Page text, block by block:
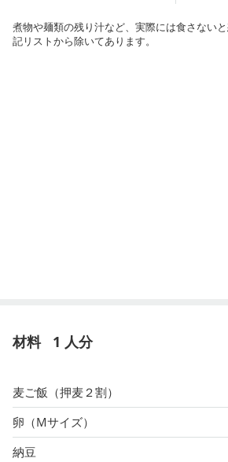
煮物や麺類の残り汁など、実際には食さない
記リストから除いてあります。
材料 1 人分
麦ご飯（押麦２割）
卵（Mサイズ）
納豆